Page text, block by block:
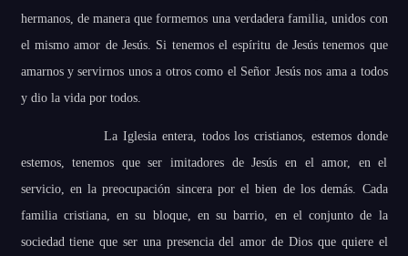
hermanos, de manera que formemos una verdadera familia, unidos con
el mismo amor de Jesús. Si tenemos el espíritu de Jesús tenemos que
amarnos y servirnos unos a otros como el Señor Jesús nos ama a todos
y dio la vida por todos.
La Iglesia entera, todos los cristianos, estemos donde
estemos, tenemos que ser imitadores de Jesús en el amor, en el
servicio, en la preocupación sincera por el bien de los demás. Cada
familia cristiana, en su bloque, en su barrio, en el conjunto de la
sociedad tiene que ser una presencia del amor de Dios que quiere el